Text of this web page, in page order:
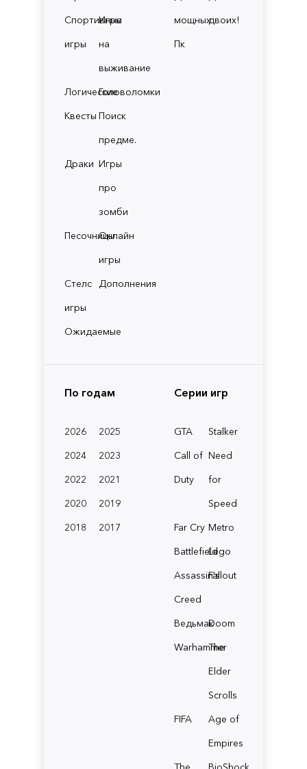
Спортивные
игры
Игры
на
выживание
ЛогическиеГоловоломки
Квесты Поиск
предме.
Драки Игры
про
зомби
ПесочницыОнлайн
игры
Стелс
игры
Дополнения
Ожидаемые
мощных
Пк
двоих!
По годам
2026
2025
2024
2023
2022
2021
2020
2019
2018
2017
Серии игр
GTA
Stalker
Call of
Duty
Need
for
Speed
Far Cry Metro
BattlefieldLego
Assassin's
Creed
Fallout
ВедьмакDoom
Warhammer
The
Elder
Scrolls
FIFA
Age of
Empires